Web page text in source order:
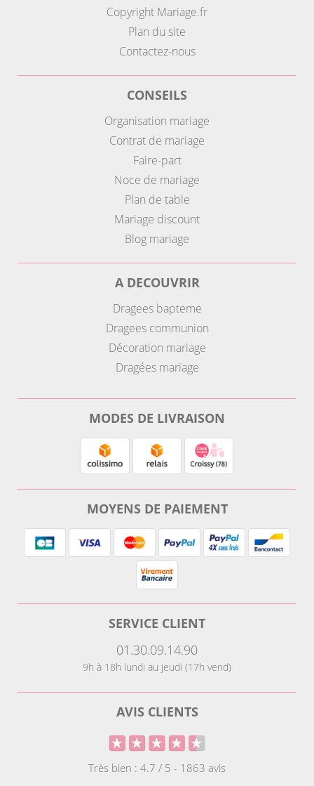
Copyright Mariage.fr
Plan du site
Contactez-nous
CONSEILS
Organisation mariage
Contrat de mariage
Faire-part
Noce de mariage
Plan de table
Mariage discount
Blog mariage
A DECOUVRIR
Dragees bapteme
Dragees communion
Décoration mariage
Dragées mariage
MODES DE LIVRAISON
MOYENS DE PAIEMENT
SERVICE CLIENT
01.30.09.14.90
9h à 18h lundi au jeudi (17h vend)
AVIS CLIENTS
Très bien : 4.7 / 5 - 1863 avis